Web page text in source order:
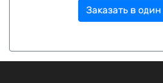
Заказать в